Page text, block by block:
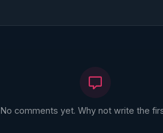
No comments yet. Why not write the